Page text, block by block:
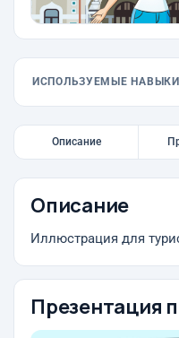
ИСПОЛЬЗУЕМЫЕ НАВЫКИ
Описание
Описание
Иллюстрация для
Презентация